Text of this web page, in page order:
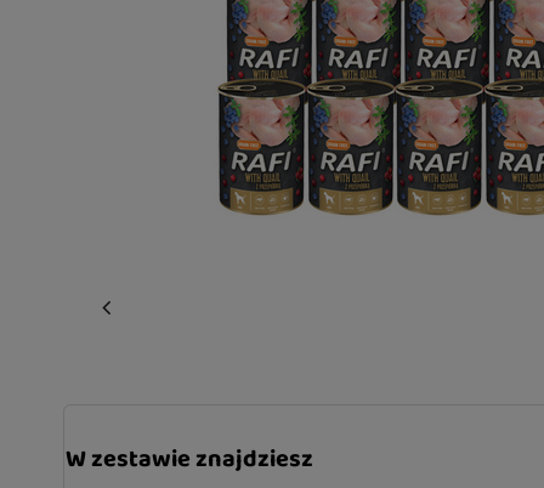
W zestawie znajdziesz